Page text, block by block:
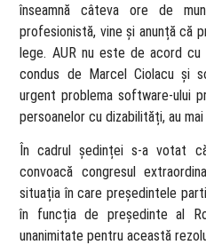
înseamnă câteva ore de
profesionistă, vine și anunță că
lege. AUR nu este de acord cu
condus de Marcel Ciolacu și
urgent problema software-ului
persoanelor cu dizabilități, au mai
În cadrul ședinței s-a votat
convoacă congresul
situația în care președintele
în funcția de președinte al
unanimitate pentru această